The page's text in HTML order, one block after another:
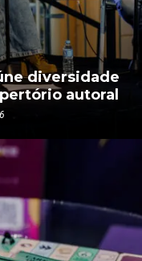
diversidade
autoral